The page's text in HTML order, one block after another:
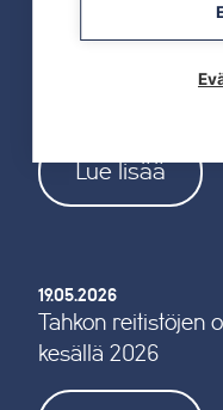
Lue lisää
19.05.2026
Tahkon reitistöjen
kesällä 2026